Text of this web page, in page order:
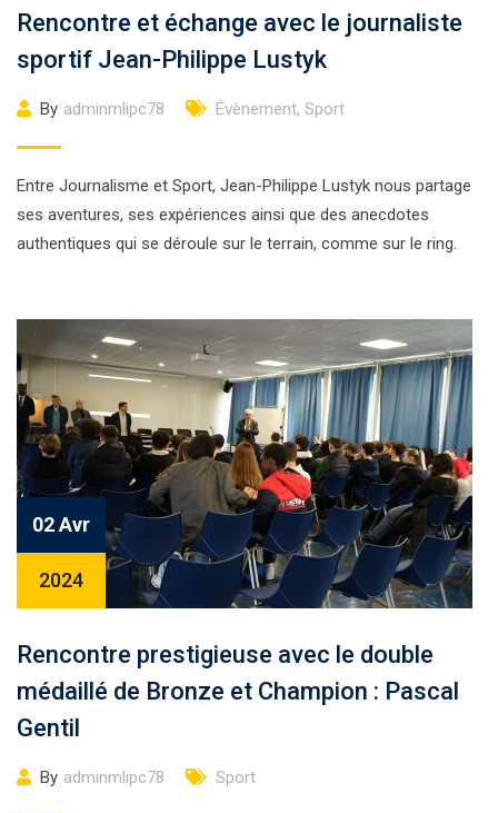
Rencontre et échange avec le journaliste
sportif Jean-Philippe Lustyk
By adminmlipc78 Évènement, Sport
Entre Journalisme et Sport, Jean-Philippe Lustyk nous partage
ses aventures, ses expériences ainsi que des anecdotes
authentiques qui se déroule sur le terrain, comme sur le ring.
02 Avr
2024
Rencontre prestigieuse avec le double
médaillé de Bronze et Champion : Pascal
Gentil
By adminmlipc78 Sport